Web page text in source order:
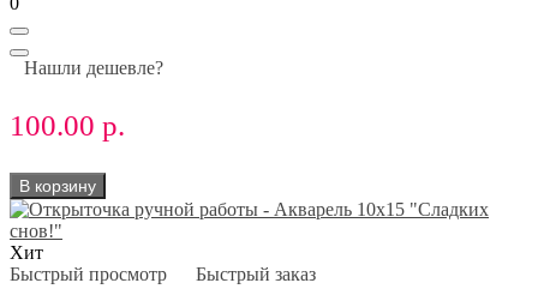
Нашли дешевле?
100.00 р.
В корзину
Хит
Быстрый просмотр
Быстрый заказ